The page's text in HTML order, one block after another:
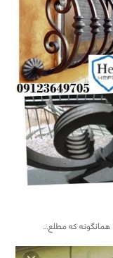
همانگونه که مطلع…